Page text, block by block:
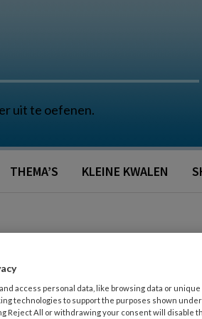
uit te oefenen.
THEMA’S KLEINE KWALEN
access personal data, like browsing data or
technologies to support the purposes shown
Reject All or withdrawing your consent will disable